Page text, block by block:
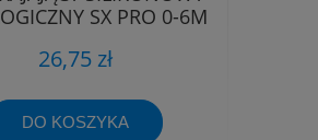
SX PRO 0-6M
26,75 zł
DO KOSZYKA